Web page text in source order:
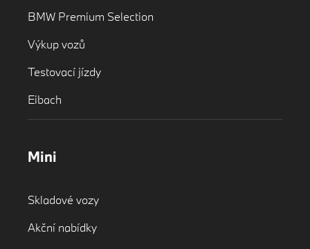
BMW Premium Selection
Výkup vozů
Testovací jízdy
Eibach
Mini
Skladové vozy
Akční nabídky